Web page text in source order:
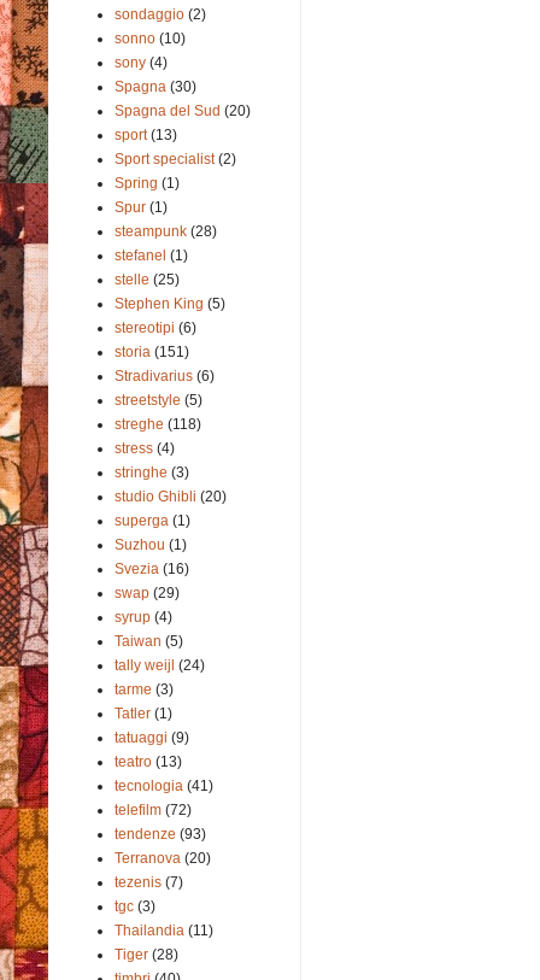
sondaggio (2)
sonno (10)
sony (4)
Spagna (30)
Spagna del Sud (20)
sport (13)
Sport specialist (2)
Spring (1)
Spur (1)
steampunk (28)
stefanel (1)
stelle (25)
Stephen King (5)
stereotipi (6)
storia (151)
Stradivarius (6)
streetstyle (5)
streghe (118)
stress (4)
stringhe (3)
studio Ghibli (20)
superga (1)
Suzhou (1)
Svezia (16)
swap (29)
syrup (4)
Taiwan (5)
tally weijl (24)
tarme (3)
Tatler (1)
tatuaggi (9)
teatro (13)
tecnologia (41)
telefilm (72)
tendenze (93)
Terranova (20)
tezenis (7)
tgc (3)
Thailandia (11)
Tiger (28)